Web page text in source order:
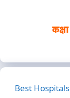
Best Hospitals